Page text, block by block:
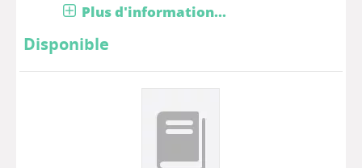
Plus d'information...
Disponible